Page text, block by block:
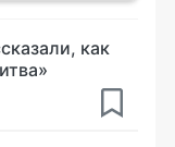
как